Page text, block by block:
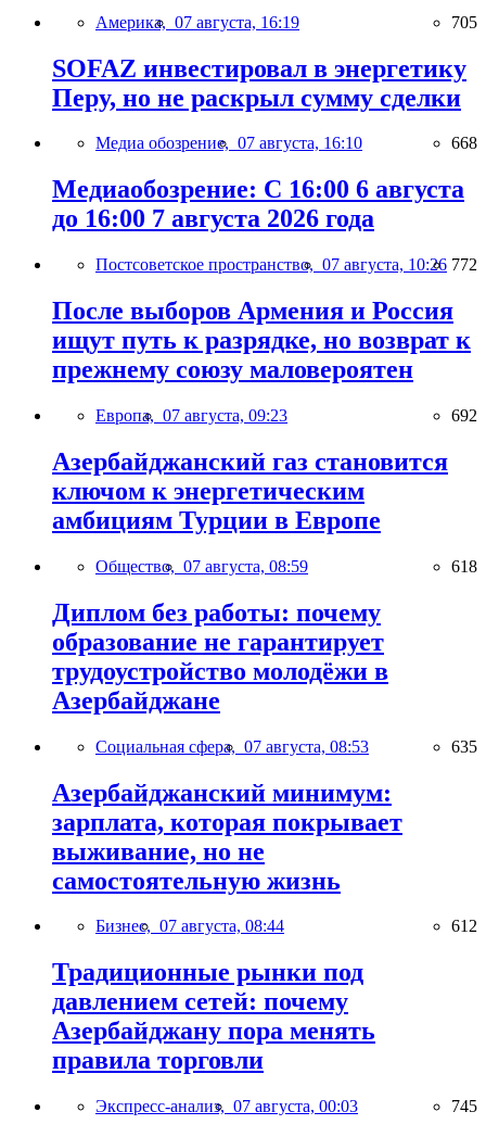
Америка, 07 августа, 16:19 705
SOFAZ инвестировал в энергетику
Перу, но не раскрыл сумму сделки
Медиа обозрение, 07 августа, 16:10 668
Медиаобозрение: С 16:00 6 августа
до 16:00 7 августа 2026 года
Постсоветское пространство, 07 августа, 10:26 772
После выборов Армения и Россия
ищут путь к разрядке, но возврат к
прежнему союзу маловероятен
Европа, 07 августа, 09:23 692
Азербайджанский газ становится
ключом к энергетическим
амбициям Турции в Европе
Общество, 07 августа, 08:59 618
Диплом без работы: почему
образование не гарантирует
трудоустройство молодёжи в
Азербайджане
Социальная сфера, 07 августа, 08:53 635
Азербайджанский минимум:
зарплата, которая покрывает
выживание, но не
самостоятельную жизнь
Бизнес, 07 августа, 08:44 612
Традиционные рынки под
давлением сетей: почему
Азербайджану пора менять
правила торговли
Экспресс-анализ, 07 августа, 00:03 745